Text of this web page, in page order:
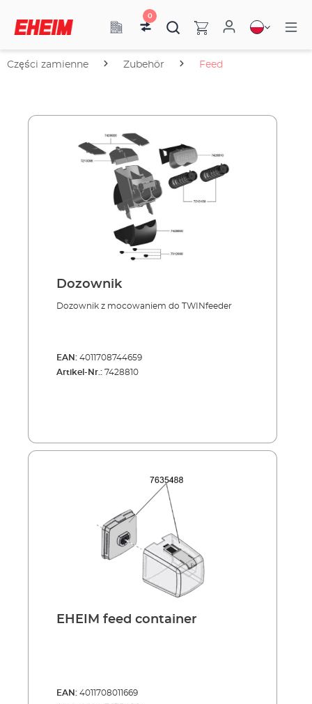
0
Części zamienne Zubehör Feed
Dozownik
Dozownik z mocowaniem do TWINfeeder
EAN: 4011708744659
Artikel-Nr.: 7428810
EHEIM feed container
EAN: 4011708011669